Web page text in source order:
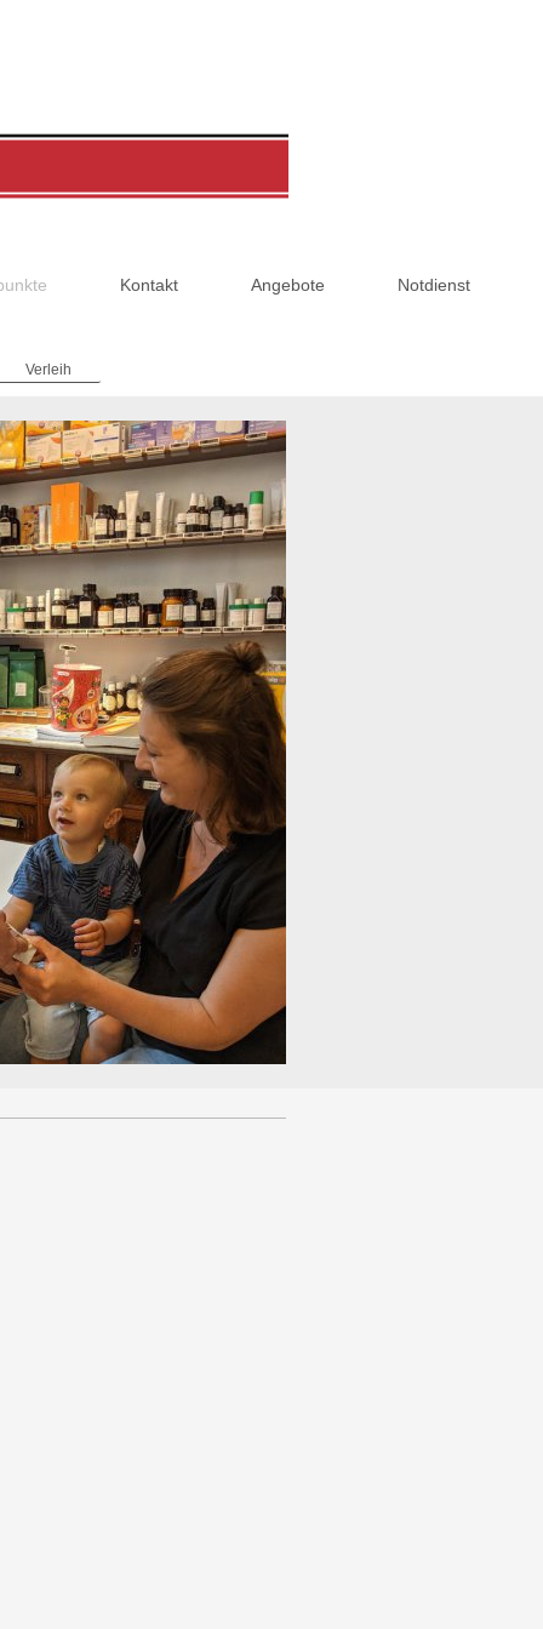
Kontakt Angebote Notdienst
Verleih